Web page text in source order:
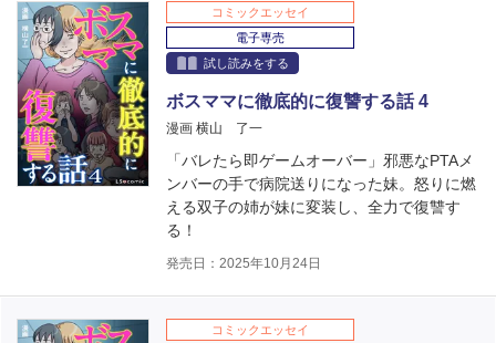
コミックエッセイ
電子専売
試し読みをする
ボスママに徹底的に復讐する話 4
漫画 横山 了一
「バレたら即ゲームオーバー」邪悪なPTAメ
ンバーの手で病院送りになった妹。怒りに燃
える双子の姉が妹に変装し、全力で復讐す
る！
発売日：2025年10月24日
コミックエッセイ